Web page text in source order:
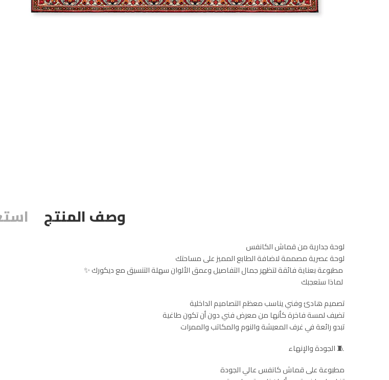
وصف المنتج
لوحة جدارية من قماش الكانفس
لوحة عصرية مصممة لاضافة الطابع المميز على مساحتك
مطبوعة بعناية فائقة لتظهر جمال التفاصيل وعمق الألوان سهلة التنسيق مع ديكورك ✨
لماذا ستعجبك
تصميم هادئ وفني يناسب معظم التصاميم الداخلية
تضيف لمسة فاخرة كأنها من معرض فني دون أن تكون طاغية
تبدو رائعة في غرف المعيشة والنوم والمكاتب والممرات
🧵 الجودة والإنهاء
مطبوعة على قماش كانفس عالي الجودة